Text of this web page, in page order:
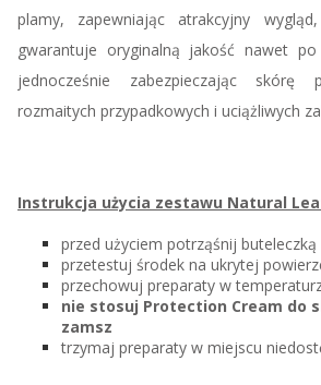
plamy, zapewniając atrakcyjny
gwarantuje oryginalną jakość nawet
jednocześnie zabezpieczając skórę
rozmaitych przypadkowych i uciążliwych
Instrukcja użycia zestawu Natural
przed użyciem potrząśnij buteleczką
przetestuj środek na ukrytej
przechowuj preparaty w
nie stosuj Protection Cream do
zamsz
trzymaj preparaty w miejscu